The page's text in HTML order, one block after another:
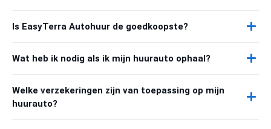
Is EasyTerra Autohuur de goedkoopste?
Wat heb ik nodig als ik mijn huurauto ophaal?
Welke verzekeringen zijn van toepassing op mijn
huurauto?